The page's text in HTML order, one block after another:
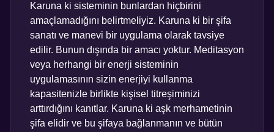
Karuna ki sisteminin bunlardan hiçbirini
amaçlamadığını belirtmeliyiz. Karuna ki bir şifa
sanatı ve manevi bir uygulama olarak tavsiye
edilir. Bunun dışında bir amacı yoktur. Meditasyon
veya herhangi bir enerji sisteminin
uygulamasının sizin enerjiyi kullanma
kapasitenizle birlikte kişisel titreşiminizi
arttırdığını kanıtlar. Karuna ki aşk merhametinin
şifa elidir ve bu şifaya bağlanmanın ve bütün